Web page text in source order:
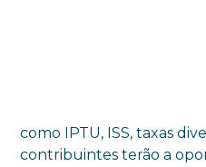
como IPTU, ISS, taxas
contribuintes terão a